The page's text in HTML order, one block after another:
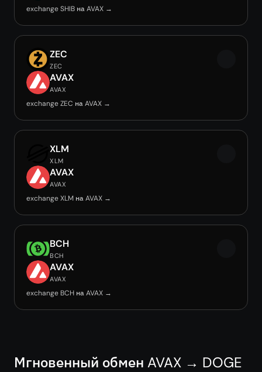
exchange SHIB на AVAX →
ZEC
ZEC
AVAX
AVAX
exchange ZEC на AVAX →
XLM
XLM
AVAX
AVAX
exchange XLM на AVAX →
BCH
BCH
AVAX
AVAX
exchange BCH на AVAX →
Мгновенный обмен AVAX → DOGE